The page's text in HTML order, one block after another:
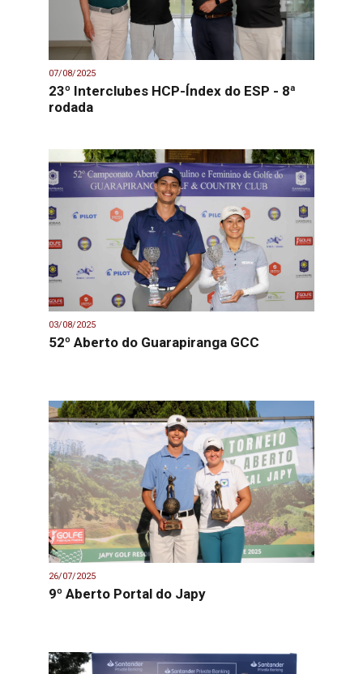
07/08/2025
23º Interclubes HCP-Índex do ESP - 8ª
rodada
03/08/2025
52º Aberto do Guarapiranga GCC
26/07/2025
9º Aberto Portal do Japy